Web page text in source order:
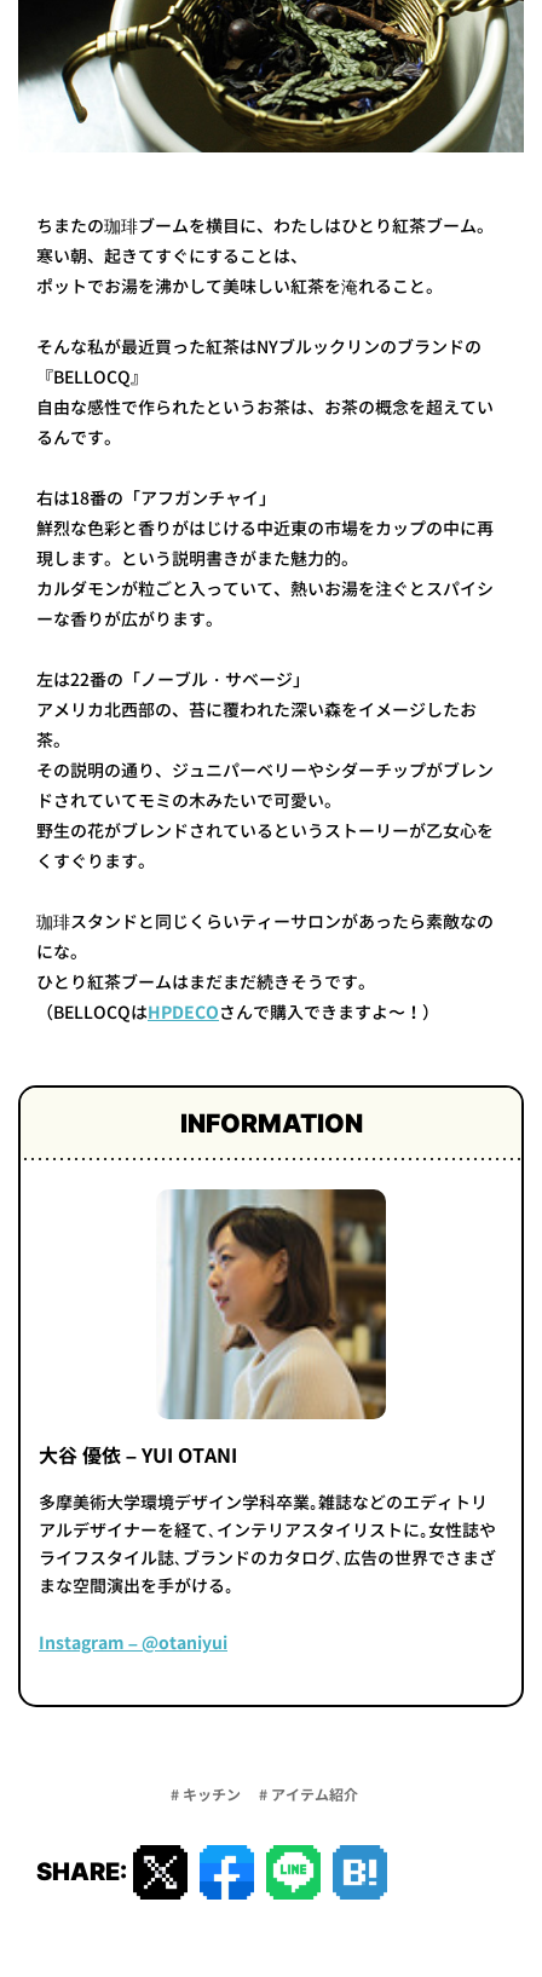
ちまたの珈琲ブームを横目に、わたしはひとり紅茶ブーム。
寒い朝、起きてすぐにすることは、
ポットでお湯を沸かして美味しい紅茶を淹れること。
そんな私が最近買った紅茶はNYブルックリンのブランドの
『BELLOCQ』
自由な感性で作られたというお茶は、お茶の概念を超えてい
るんです。
右は18番の「アフガンチャイ」
鮮烈な色彩と香りがはじける中近東の市場をカップの中に再
現します。という説明書きがまた魅力的。
カルダモンが粒ごと入っていて、熱いお湯を注ぐとスパイシ
ーな香りが広がります。
左は22番の「ノーブル・サベージ」
アメリカ北西部の、苔に覆われた深い森をイメージしたお
茶。
その説明の通り、ジュニパーベリーやシダーチップがブレン
ドされていてモミの木みたいで可愛い。
野生の花がブレンドされているというストーリーが乙女心を
くすぐります。
珈琲スタンドと同じくらいティーサロンがあったら素敵なの
にな。
ひとり紅茶ブームはまだまだ続きそうです。
（BELLOCQはHPDECOさんで購入できますよ〜！）
INFORMATION
大谷 優依 – YUI OTANI
多摩美術大学環境デザイン学科卒業｡雑誌などのエディトリ
アルデザイナーを経て､インテリアスタイリストに｡女性誌や
ライフスタイル誌､ブランドのカタログ､広告の世界でさまざ
まな空間演出を手がける｡
Instagram – @otaniyui
# キッチン # アイテム紹介
SHARE: